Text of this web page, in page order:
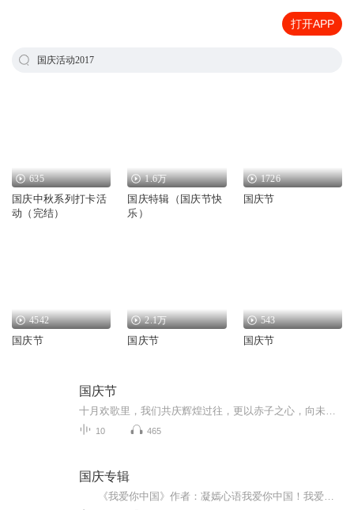
打开APP
国庆活动2017
635
国庆中秋系列打卡活
动（完结）
1.6万
国庆特辑（国庆节快
乐）
1726
国庆节
4542
国庆节
2.1万
国庆节
543
国庆节
国庆节
10 465
国庆专辑